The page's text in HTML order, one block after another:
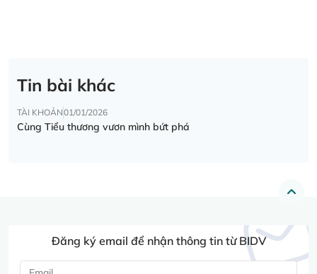
Tin bài khác
TÀI KHOẢN01/01/2026
Cùng Tiểu thương vươn mình bứt phá
Đăng ký email để nhận thông tin từ BIDV